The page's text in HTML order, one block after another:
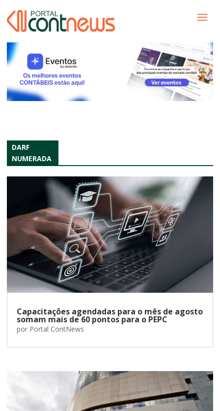
DARF
NUMERADA
Capacitações agendadas para o mês de agosto
somam mais de 60 pontos para o PEPC
por Portal ContNews